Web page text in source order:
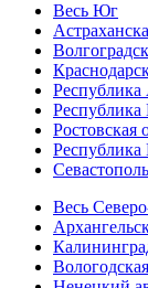
Весь Юг
Ростовская
Севастополь
Весь